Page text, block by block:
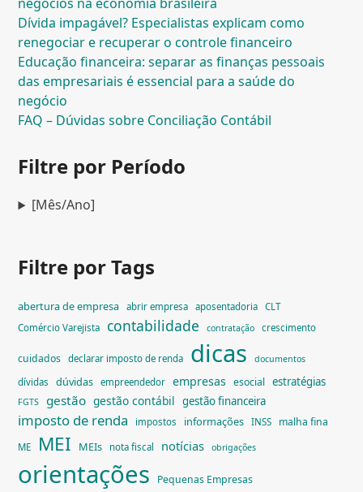
Dívida impagável? Especialistas explicam como
renegociar e recuperar o controle financeiro
Educação financeira: separar as finanças pessoais
das empresariais é essencial para a saúde do
negócio
FAQ – Dúvidas sobre Conciliação Contábil
Filtre por Período
[Mês/Ano]
Filtre por Tags
abertura de empresa abrir empresa aposentadoria
CLT
Comércio Varejista
contabilidade contratação crescimento
cuidados declarar imposto de renda dicas documentos
dívidas dúvidas empreendedor empresas esocial estratégias
FGTS gestão gestão contábil gestão financeira
imposto de renda impostos informações INSS malha fina
ME MEI MEIs nota fiscal notícias obrigações
orientações Pequenas Empresas